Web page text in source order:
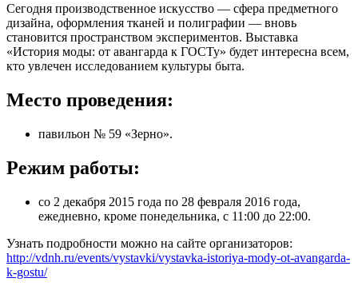
Сегодня производственное искусство — сфера предметного
дизайна, оформления тканей и полиграфии — вновь
становится пространством экспериментов. Выставка
«История моды: от авангарда к ГОСТу» будет интересна всем,
кто увлечен исследованием культуры быта.
Место проведения:
павильон № 59 «Зерно».
Режим работы:
со 2 декабря 2015 года по 28 февраля 2016 года,
ежедневно, кроме понедельника, с 11:00 до 22:00.
Узнать подробности можно на сайте организаторов:
http://vdnh.ru/events/vystavki/vystavka-istoriya-mody-ot-avangarda-
k-gostu/